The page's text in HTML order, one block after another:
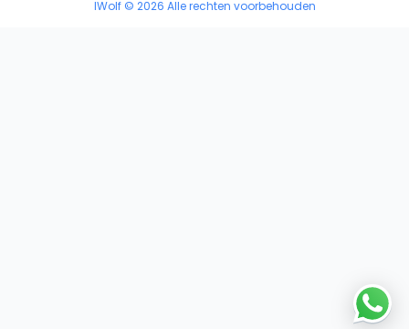
IWolf © 2026 Alle rechten voorbehouden